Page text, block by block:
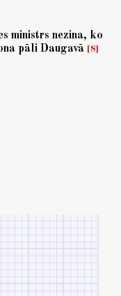
ministrs nezina, ko
pāli Daugavā
8